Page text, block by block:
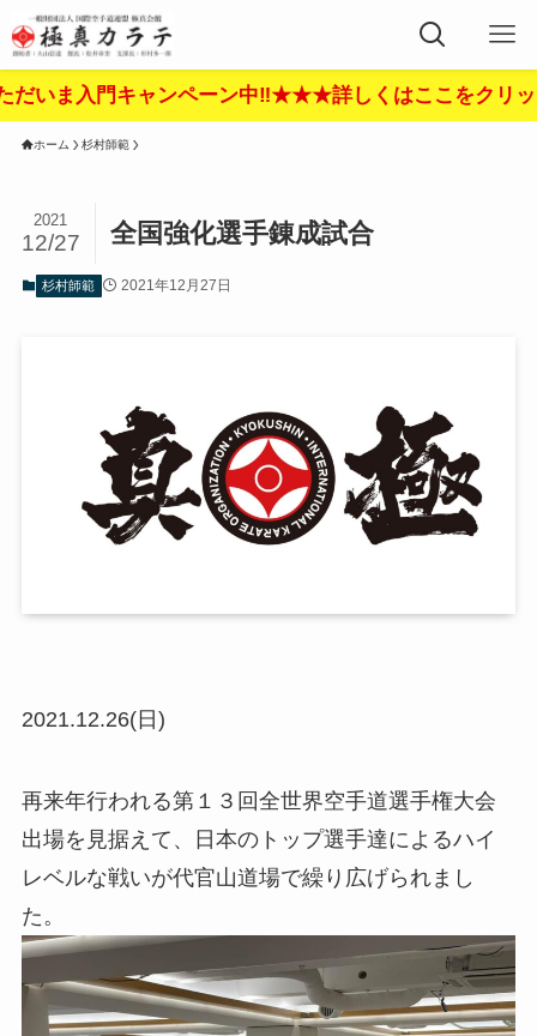
門キャンペーン中‼︎★★★詳しくはここをクリック
ホーム 杉村師範
全国強化選手錬成試合
2021
12/27
杉村師範 2021年12月27日
2021.12.26(日)
再来年行われる第１３回全世界空手道選手権大会
出場を見据えて、日本のトップ選手達によるハイ
レベルな戦いが代官山道場で繰り広げられまし
た。